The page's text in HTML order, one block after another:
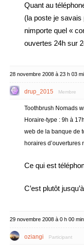
Quant au
(la poste je
nimporte quel «
ouvertes 24h sur
28 novembre 2008 à 23 h 03
drup_2015 Membre
Toothbrush Nomads
Horaire-type : 9h à
web de la banque de
horaires
Ce qui est
C’est plutôt
29 novembre 2008 à 0 h 00 min
oziangi Participant